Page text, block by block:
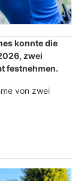
konnte die
zwei
festnehmen.
von zwei